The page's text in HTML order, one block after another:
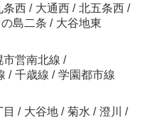
条西 / 大通西 / 北五条西 /
島二条 / 大谷地東
市営南北線 /
/ 千歳線 / 学園都市線
/ 大谷地 / 菊水 / 澄川
/